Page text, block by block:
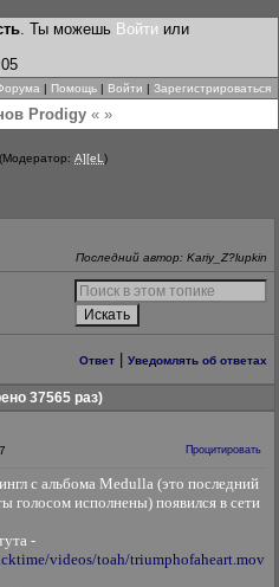
. Ты можешь Войти или
| Помощь | Войти | Зарегистрироваться
Prodigy« »
(Модератор: A][eL )
Последний автор: Kariy_Z?lupkin
Ответ Уведомлять об ответах
37565 раз)
Процитировать
с альбома Medulla (это последний
голосом исполнены) появился в сети
-
videos/toah/triumphofaheart.mov